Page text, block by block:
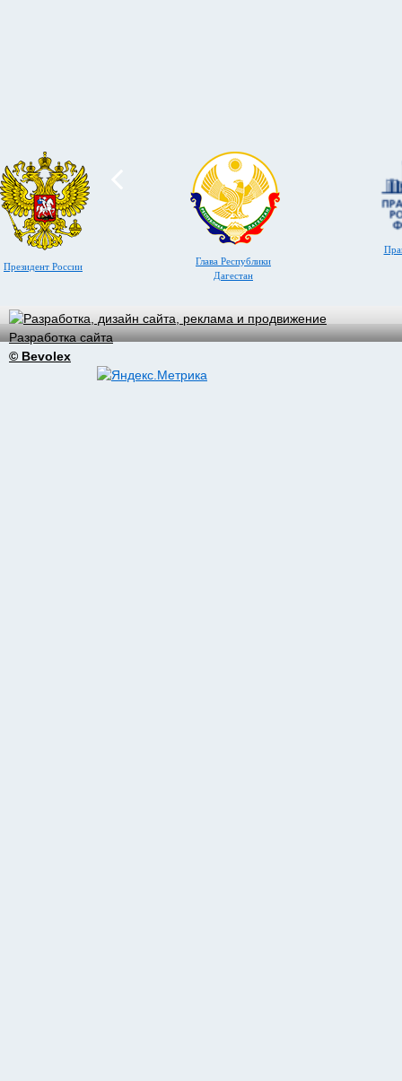
Президент России
Глава Республики
Дагестан
Разработка сайта
© Bevolex